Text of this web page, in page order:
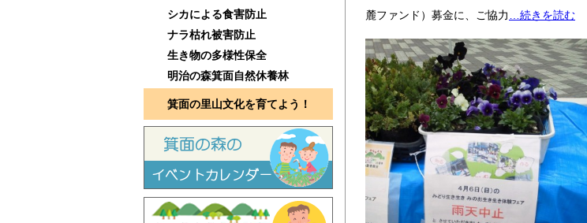
シカによる食害防止
ナラ枯れ被害防止
生き物の多様性保全
明治の森箕面自然休養林
箕面の里山文化を育てよう！
麓ファンド）募金に、ご協力
…続きを読む